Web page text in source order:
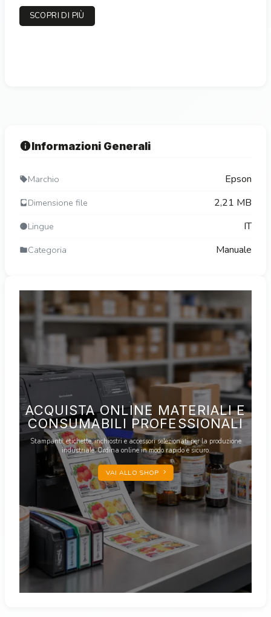
SCOPRI DI PIÙ
Informazioni Generali
Marchio Epson
Dimensione file 2,21 MB
Lingue IT
Categoria Manuale
ACQUISTA ONLINE MATERIALI E
CONSUMABILI PROFESSIONALI
Stampanti, etichette, inchiostri e accessori selezionati per la produzione
industriale. Ordina online in modo rapido e sicuro.
VAI ALLO SHOP